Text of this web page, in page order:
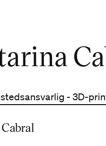
- 3D-